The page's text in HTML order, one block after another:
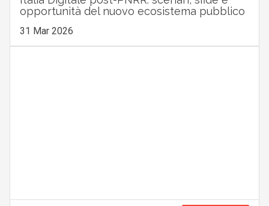
opportunità del nuovo ecosistema pubblico
31 Mar 2026